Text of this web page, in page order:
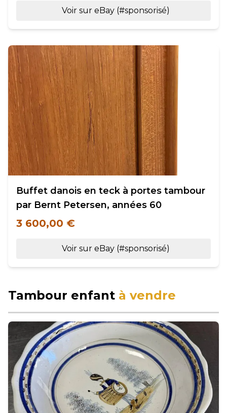
Voir sur eBay (#sponsorisé)
Buffet danois en teck à portes tambour
par Bernt Petersen, années 60
3 600,00 €
Voir sur eBay (#sponsorisé)
Tambour enfant à vendre